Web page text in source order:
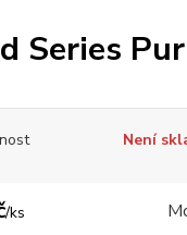
Series
Není
/ks